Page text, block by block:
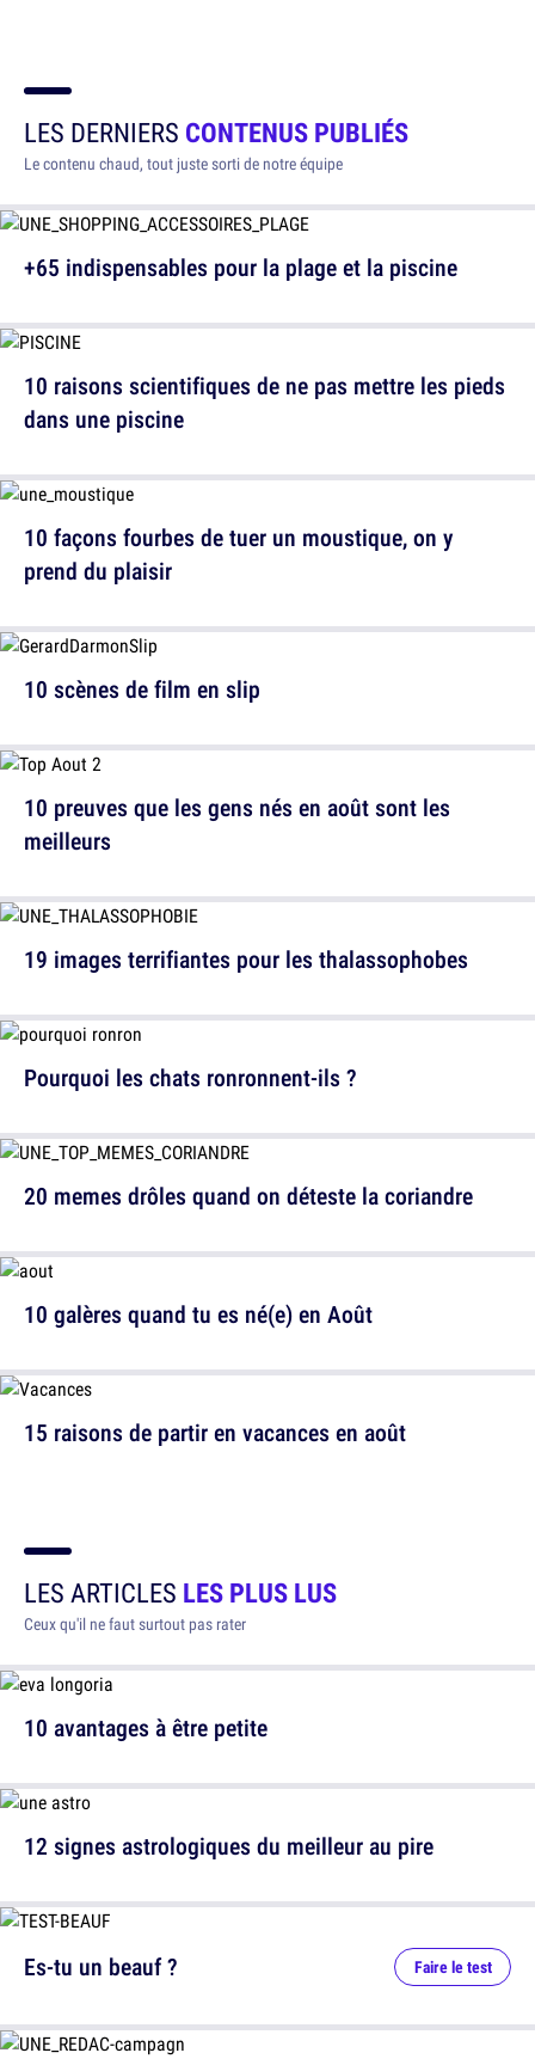
LES DERNIERS CONTENUS PUBLIÉS
Le contenu chaud, tout juste sorti de notre équipe
+65 indispensables pour la plage et la piscine
10 façons fourbes de tuer un moustique, on y
prend du plaisir
10 preuves que les gens nés en août sont les
meilleurs
Pourquoi les chats ronronnent-ils ?
10 galères quand tu es né(e) en Août
10 raisons scientifiques de ne pas mettre les pieds
dans une piscine
10 scènes de film en slip
19 images terrifiantes pour les thalassophobes
20 memes drôles quand on déteste la coriandre
15 raisons de partir en vacances en août
LES ARTICLES LES PLUS LUS
Ceux qu'il ne faut surtout pas rater
10 avantages à être petite
12 signes astrologiques du meilleur au pire
Es-tu un beauf ? Faire le test